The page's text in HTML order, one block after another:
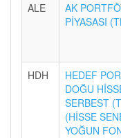
ALE
AK
PİYASASI
HDH
HEDEF
DOĞU
SERBEST
(HİSSE
YOĞUN